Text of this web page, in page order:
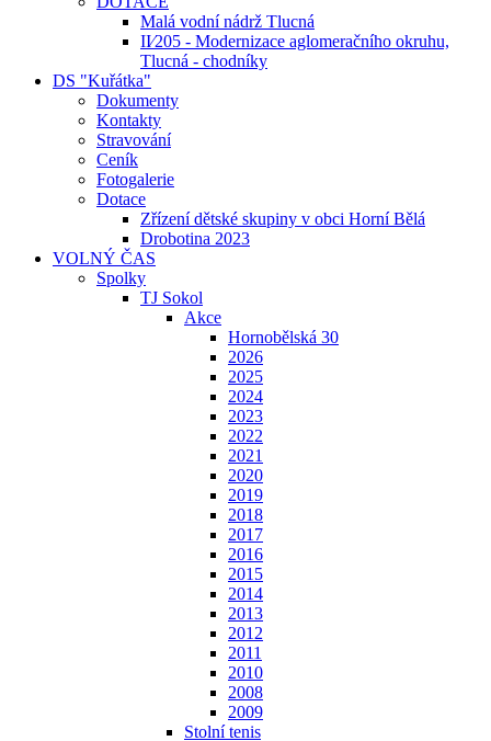
Malá vodní nádrž Tlucná
II⁄205 - Modernizace aglomeračního okruhu,
Tlucná - chodníky
DS "Kuřátka"
Dokumenty
Kontakty
Stravování
Ceník
Fotogalerie
Dotace
Zřízení dětské skupiny v obci Horní Bělá
Drobotina 2023
VOLNÝ ČAS
Spolky
TJ Sokol
Akce
Hornobělská 30
2026
2025
2024
2023
2022
2021
2020
2019
2018
2017
2016
2015
2014
2013
2012
2011
2010
2008
2009
Stolní tenis